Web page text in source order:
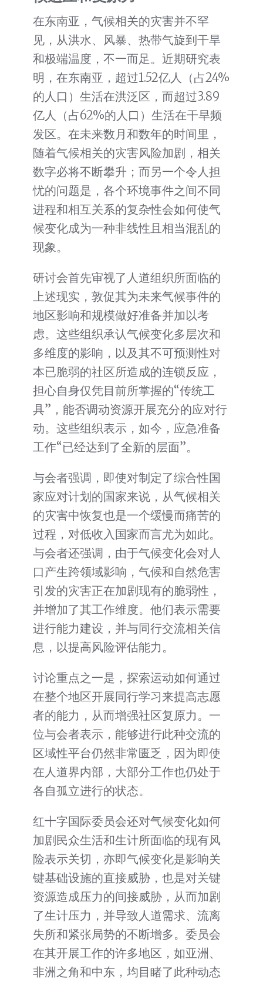
在东南亚，气候相关的灾害并不罕
见，从洪水、风暴、热带气旋到干旱
和极端温度，不一而足。近期研究表
明，在东南亚，超过1.52亿人（占24%
的人口）生活在洪泛区，而超过3.89
亿人（占62%的人口）生活在干旱频
发区。在未来数月和数年的时间里，
随着气候相关的灾害风险加剧，相关
数字必将不断攀升；而另一个令人担
忧的问题是，各个环境事件之间不同
进程和相互关系的复杂性会如何使气
候变化成为一种非线性且相当混乱的
现象。
研讨会首先审视了人道组织所面临的
上述现实，敦促其为未来气候事件的
地区影响和规模做好准备并加以考
虑。这些组织承认气候变化多层次和
多维度的影响，以及其不可预测性对
本已脆弱的社区所造成的连锁反应，
担心自身仅凭目前所掌握的“传统工
具”，能否调动资源开展充分的应对行
动。这些组织表示，如今，应急准备
工作“已经达到了全新的层面”。
与会者强调，即使对制定了综合性国
家应对计划的国家来说，从气候相关
的灾害中恢复也是一个缓慢而痛苦的
过程，对低收入国家而言尤为如此。
与会者还强调，由于气候变化会对人
口产生跨领域影响，气候和自然危害
引发的灾害正在加剧现有的脆弱性，
并增加了其工作维度。他们表示需要
进行能力建设，并与同行交流相关信
息，以提高风险评估能力。
讨论重点之一是，探索运动如何通过
在整个地区开展同行学习来提高志愿
者的能力，从而增强社区复原力。一
位与会者表示，能够进行此种交流的
区域性平台仍然非常匮乏，因为即使
在人道界内部，大部分工作也仍处于
各自孤立进行的状态。
红十字国际委员会还对气候变化如何
加剧民众生活和生计所面临的现有风
险表示关切，亦即气候变化是影响关
键基础设施的直接威胁，也是对关键
资源造成压力的间接威胁，从而加剧
了生计压力，并导致人道需求、流离
失所和紧张局势的不断增多。委员会
在其开展工作的许多地区，如亚洲、
非洲之角和中东，均目睹了此种动态